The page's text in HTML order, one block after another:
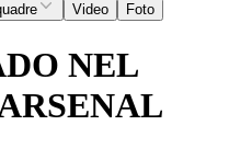
Video Foto
NEL